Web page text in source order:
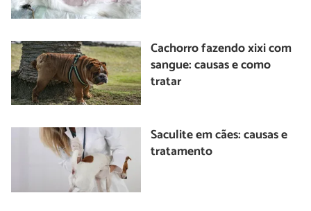
Cachorro fazendo xixi com
sangue: causas e como
tratar
Saculite em cães: causas e
tratamento